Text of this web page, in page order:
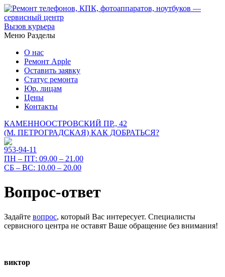
Вызов курьера
Меню Разделы
О нас
Ремонт Apple
Оставить заявку
Статус ремонта
Юр. лицам
Цены
Контакты
КАМЕННООСТРОВСКИЙ ПР., 42
(М. ПЕТРОГРАДСКАЯ) КАК ДОБРАТЬСЯ?
953-94-11
ПН – ПТ: 09.00 – 21.00
СБ – ВС: 10.00 – 20.00
Вопрос-ответ
Задайте вопрос, который Вас интересует. Специалисты
сервисного центра не оставят Ваше обращение без внимания!
виктор